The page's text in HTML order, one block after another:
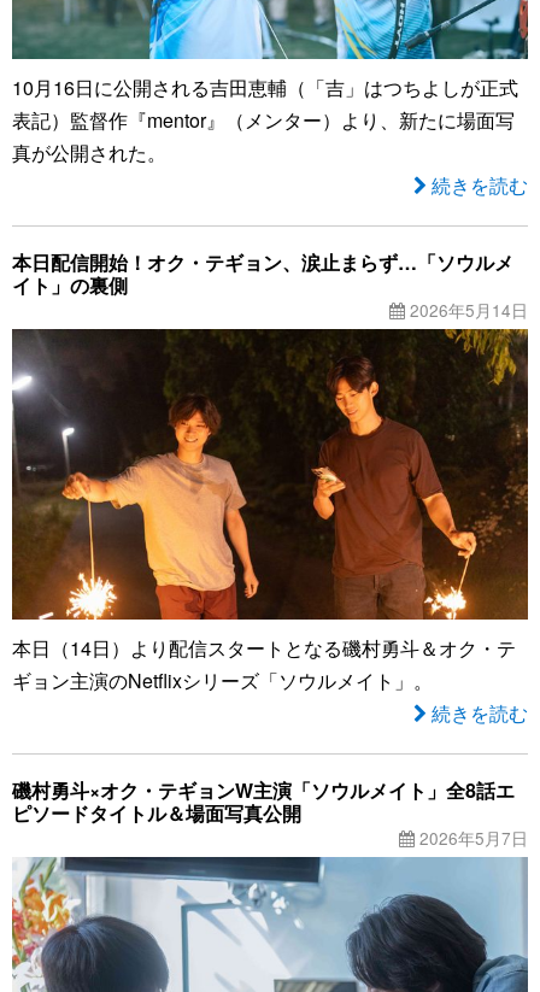
10月16日に公開される吉田恵輔（「吉」はつちよしが正式
表記）監督作『mentor』（メンター）より、新たに場面写
真が公開された。
続きを読む
本日配信開始！オク・テギョン、涙止まらず…「ソウルメ
イト」の裏側
2026年5月14日
本日（14日）より配信スタートとなる磯村勇斗＆オク・テ
ギョン主演のNetflixシリーズ「ソウルメイト」。
続きを読む
磯村勇斗×オク・テギョンW主演「ソウルメイト」全8話エ
ピソードタイトル＆場面写真公開
2026年5月7日